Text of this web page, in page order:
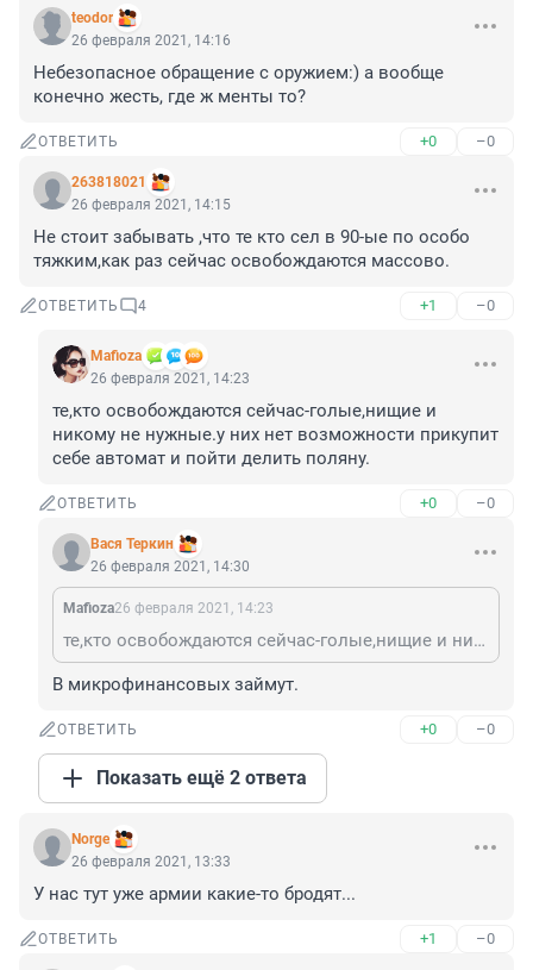
teodor
26 февраля 2021, 14:16
Небезопасное обращение с оружием:) а вообще
конечно жесть, где ж менты то?
ОТВЕТИТЬ +0 –0
263818021
26 февраля 2021, 14:15
Не стоит забывать ,что те кто сел в 90-ые по особо
тяжким,как раз сейчас освобождаются массово.
ОТВЕТИТЬ 4 +1 –0
Mafioza
26 февраля 2021, 14:23
те,кто освобождаются сейчас-голые,нищие и
никому не нужные.у них нет возможности прикупит
себе автомат и пойти делить поляну.
ОТВЕТИТЬ +0 –0
Вася Теркин
26 февраля 2021, 14:30
Mafioza26 февраля 2021, 14:23
те,кто освобождаются сейчас-голые,нищие и никому не нужные.у них нет возможности прикупит себе автомат и пойти делить поляну.
В микрофинансовых займут.
ОТВЕТИТЬ +0 –0
Показать ещё 2 ответа
Norge
26 февраля 2021, 13:33
У нас тут уже армии какие-то бродят...
ОТВЕТИТЬ +1 –0